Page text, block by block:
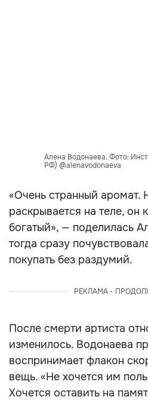
Алена Водонаева. Фото:
РФ) @alenavodonaeva
«Очень странный аромат.
раскрывается на теле, он
богатый», — поделилась
тогда сразу
покупать без раздумий.
РЕКЛАМА -
После смерти артиста
изменилось. Водонаева
воспринимает флакон
вещь. «Не хочется им
Хочется оставить на